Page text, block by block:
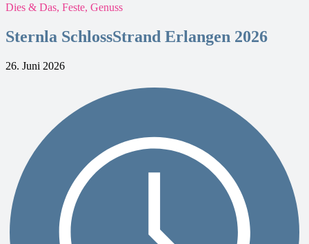
Dies & Das, Feste, Genuss
Sternla SchlossStrand Erlangen 2026
26. Juni 2026